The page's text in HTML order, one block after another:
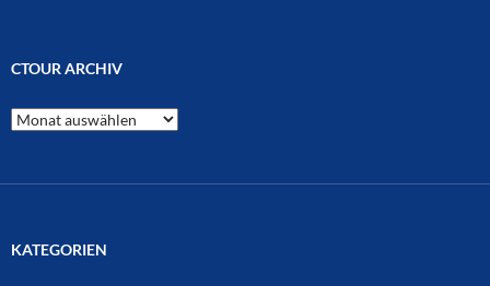
CTOUR ARCHIV
CTOUR
Archiv
KATEGORIEN